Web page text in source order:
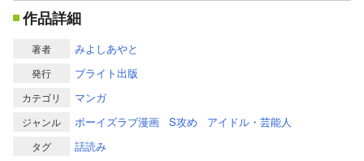
作品詳細
著者 みよしあやと
発行 ブライト出版
カテゴリ マンガ
ジャンル ボーイズラブ漫画 S攻め アイドル・芸能人
タグ 話読み